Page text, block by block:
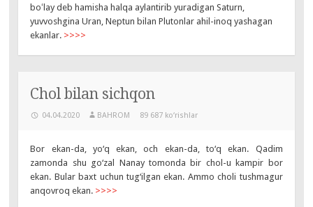
boʻlay deb hamisha halqa aylantirib yuradigan Saturn,
yuvvoshgina Uran, Neptun bilan Plutonlar ahil-inoq yashagan
ekanlar. >>>>
Chol bilan sichqon
04.04.2020 BAHROM 89 687 ko‘rishlar
Bor ekan-da, yo‘q ekan, och ekan-da, to‘q ekan. Qadim
zamonda shu go‘zal Nanay tomonda bir chol-u kampir bor
ekan. Bular baxt uchun tug‘ilgan ekan. Ammo choli tushmagur
anqovroq ekan. >>>>